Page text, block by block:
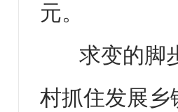
元。
求变的脚
村抓住发展乡